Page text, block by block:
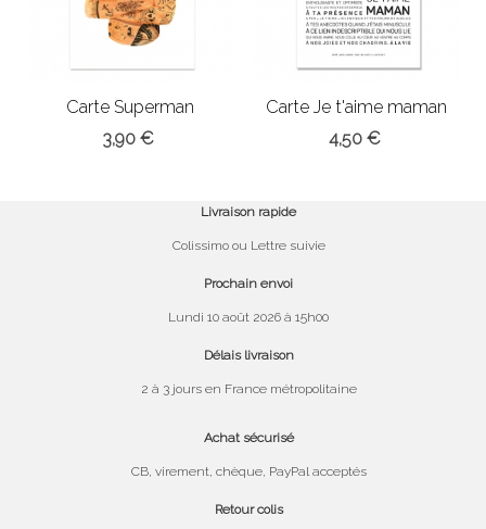
Carte Superman
Prothea
3,90 €
Carte Je t'aime maman
4,50 €
Livraison rapide
Colissimo ou Lettre suivie
Prochain envoi
Lundi 10 août 2026 à 15h00
Délais livraison
2 à 3 jours en France métropolitaine
Achat sécurisé
CB, virement, chèque, PayPal acceptés
Retour colis